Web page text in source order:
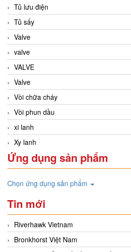
Tủ lưu điện
Tủ sấy
Valve
valve
VALVE
Valve
Vòi chữa cháy
Vòi phun dầu
xi lanh
Xy lanh
Ứng dụng sản phẩm
Chọn ứng dụng sản phẩm
Tin mới
Riverhawk Vietnam
Bronkhorst Việt Nam